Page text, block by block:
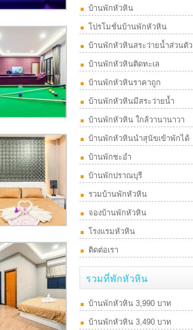
บ้านพักหัวหิน
โปรโมชั่นบ้านพักหัวหิน
บ้านพักหัวหินสระว่ายน้ำส่วนตัว
บ้านพักหัวหินติดทะเล
บ้านพักหัวหินราคาถูก
บ้านพักหัวหินมีสระว่ายน้ำ
บ้านพักหัวหิน ใกล้วานานาวา
บ้านพักหัวหินนำสุนัขเข้าพักได้
บ้านพักชะอำ
บ้านพักปราณบุรี
รวมบ้านพักหัวหิน
จองบ้านพักหัวหิน
โรงแรมหัวหิน
ติดต่อเรา
รวมที่พักหัวหิน
บ้านพักหัวหิน 3,990 บาท
บ้านพักหัวหิน 3,490 บาท